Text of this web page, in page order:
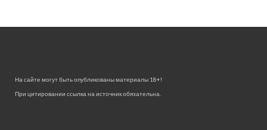
На сайте могут быть опубликованы материалы 18+!
При цитировании ссылка на источник обязательна.